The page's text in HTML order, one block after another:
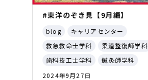
#東洋のぞき見【9月編】
blog
キャリアセンター
救急救命士学科
柔道整復師学科
歯科技工士学科
鍼灸師学科
2024年9月27日